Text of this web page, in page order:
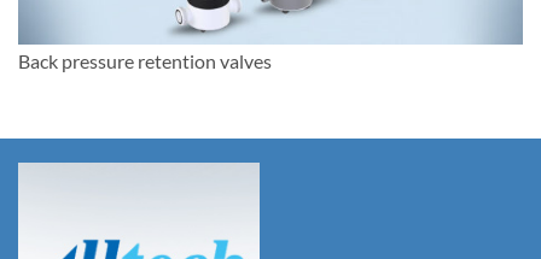
Back pressure retention valves